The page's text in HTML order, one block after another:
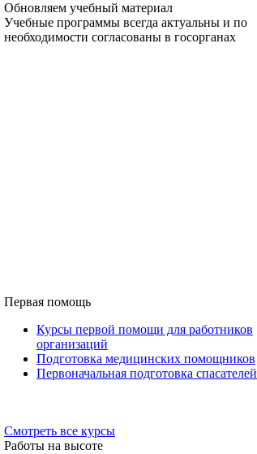
Обновляем учебный материал
Учебные программы всегда актуальны и по
необходимости согласованы в госорганах
Первая помощь
Курсы первой помощи для работников
организаций
Подготовка медицинских помощников
Первоначальная подготовка спасателей
Смотреть все курсы
Работы на высоте